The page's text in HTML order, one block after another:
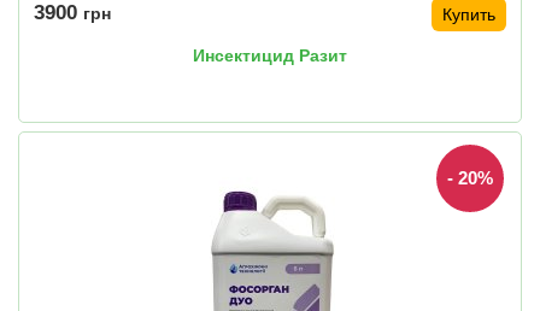
3900 грн Купить
Инсектицид Разит
- 20%